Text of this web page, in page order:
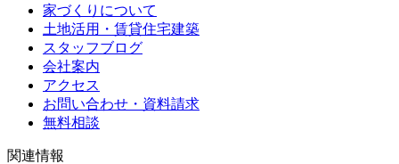
家づくりについて
土地活用・賃貸住宅建築
スタッフブログ
会社案内
アクセス
お問い合わせ・資料請求
無料相談
関連情報